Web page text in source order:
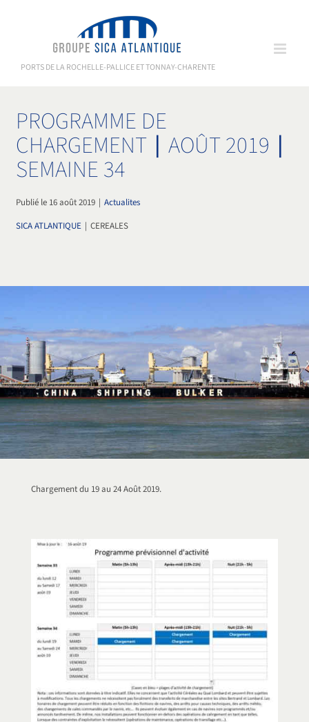
PORTS DE LA ROCHELLE-PALLICE ET TONNAY-CHARENTE
PROGRAMME DE
CHARGEMENT ∣ AOÛT 2019 ∣
SEMAINE 34
Publié le 16 août 2019 | Actualites
SICA ATLANTIQUE | CEREALES
Chargement du 19 au 24 Août 2019.